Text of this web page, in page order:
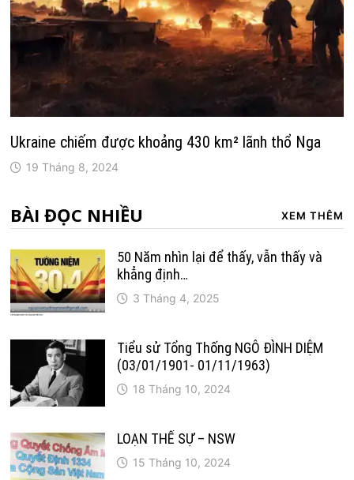
Ukraine chiếm được khoảng 430 km² lãnh thổ Nga
19 Tháng 8, 2024
BÀI ĐỌC NHIỀU XEM THÊM
50 Năm nhìn lại để thấy, vẫn thấy và
khẳng định…
3 Tháng 4, 2025
Tiểu sử Tổng Thống NGÔ ĐÌNH DIỆM
(03/01/1901- 01/11/1963)
18 Tháng 10, 2024
LOẠN THẾ SỰ – NSW
15 Tháng 10, 2024